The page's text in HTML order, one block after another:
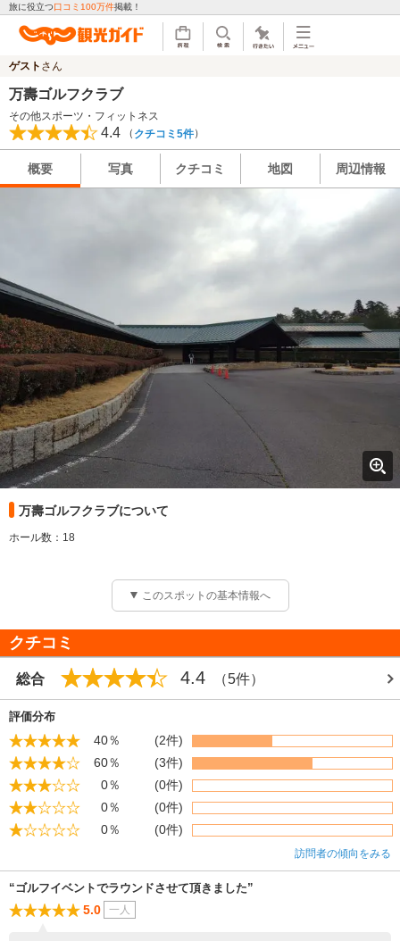
旅に役立つ口コミ100万件掲載！
ゲスト さん
万壽ゴルフクラブ
その他スポーツ・フィットネス
4.4 （ クチコミ5件）
概要 写真 クチコミ 地図 周辺情報
万壽ゴルフクラブについて
ホール数：18
このスポットの基本情報へ
クチコミ
総合 4.4 （5件）
評価分布
40％
(2件)
60％
(3件)
0％
(0件)
0％
(0件)
0％
(0件)
訪問者の傾向をみる
“ゴルフイベントでラウンドさせて頂きました”
5.0 一人